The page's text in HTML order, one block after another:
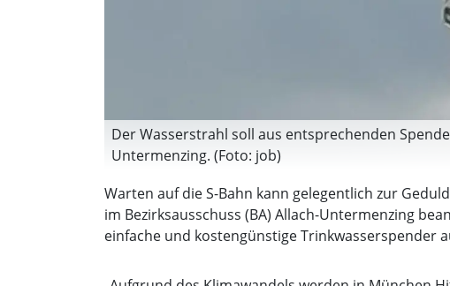
Der Wasserstrahl soll aus entsprechenden
Untermenzing. (Foto: job)
Warten auf die S-Bahn kann gelegentlich zur
im Bezirksausschuss (BA) Allach-Untermenzing
einfache und kostengünstige Trinkwasserspender